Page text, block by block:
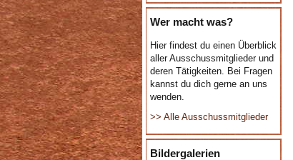
Wer macht was?
Hier findest du einen Überblick
aller Ausschussmitglieder und
deren Tätigkeiten. Bei Fragen
kannst du dich gerne an uns
wenden.
>> Alle Ausschussmitglieder
Bildergalerien